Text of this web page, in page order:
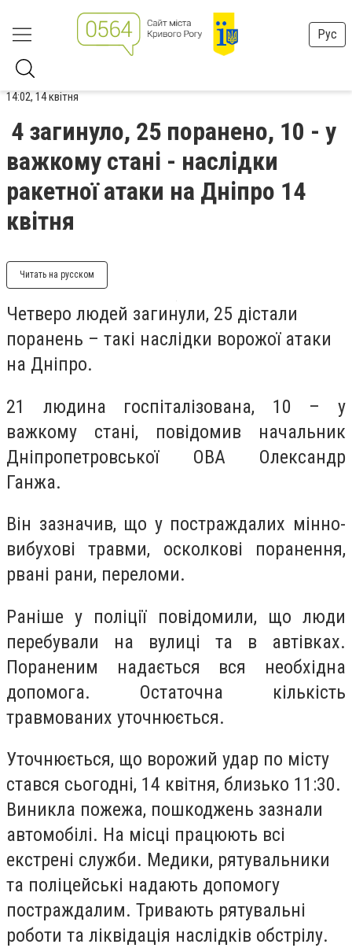
Рус
14:02, 14 квітня
4 загинуло, 25 поранено, 10 - у
важкому стані - наслідки
ракетної атаки на Дніпро 14
квітня
Читать на русском
Четверо людей загинули, 25 дістали
поранень – такі наслідки ворожої атаки
на Дніпро.
21 людина госпіталізована, 10 – у
важкому стані, повідомив начальник
Дніпропетровської ОВА Олександр
Ганжа.
Він зазначив, що у постраждалих мінно-
вибухові травми, осколкові поранення,
рвані рани, переломи.
Раніше у поліції повідомили, що люди
перебували на вулиці та в автівках.
Пораненим надається вся необхідна
допомога. Остаточна кількість
травмованих уточнюється.
Уточнюється, що ворожий удар по місту
стався сьогодні, 14 квітня, близько 11:30.
Виникла пожежа, пошкоджень зазнали
автомобілі. На місці працюють всі
екстрені служби. Медики, рятувальники
та поліцейські надають допомогу
постраждалим. Тривають рятувальні
роботи та ліквідація наслідків обстрілу.